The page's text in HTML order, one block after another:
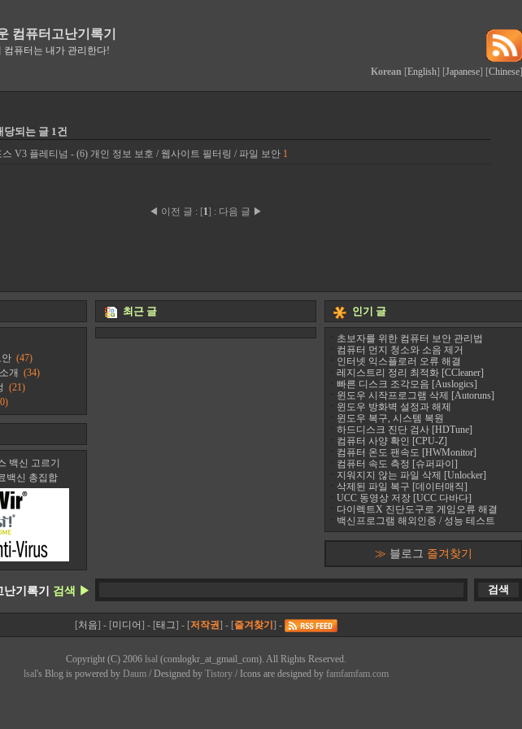
컴퓨터고난기록기
컴퓨터는 내가 관리한다!
Korean [English] [Japanese] [Chinese]
되는 글 1건
V3 플레티넘 - (6) 개인 정보 보호 / 웹사이트 필터링 / 파일 보안 1
◀ 이전 글 : [1] : 다음 글 ▶
안 (47)
개 (34)
(21)
백신 고르기
백신 총집합
최근 글 인기 글
초보자를 위한 컴퓨터 보안 관리법
컴퓨터 먼지 청소와 소음 제거
인터넷 익스플로러 오류 해결
레지스트리 정리 최적화 [CCleaner]
빠른 디스크 조각모음 [Auslogics]
윈도우 시작프로그램 삭제 [Autoruns]
윈도우 방화벽 설정과 해제
윈도우 복구, 시스템 복원
하드디스크 진단 검사 [HDTune]
컴퓨터 사양 확인 [CPU-Z]
컴퓨터 온도 팬속도 [HWMonitor]
컴퓨터 속도 측정 [슈퍼파이]
지워지지 않는 파일 삭제 [Unlocker]
삭제된 파일 복구 [데이터매직]
UCC 동영상 저장 [UCC 다바다]
다이렉트X 진단도구로 게임오류 해결
백신프로그램 해외인증 / 성능 테스트
≫ 블로그 즐겨찾기
기록기 검색 ▶
[처음] - [미디어] - [태그] - [저작권] - [즐겨찾기 ] -
Copyright (C) 2006 lsal(comlogkr_at_gmail_com). All Rights Reserved.
lsal's Blog is powered by Daum/ Designed by Tistory/ Icons are designed by famfamfam.com